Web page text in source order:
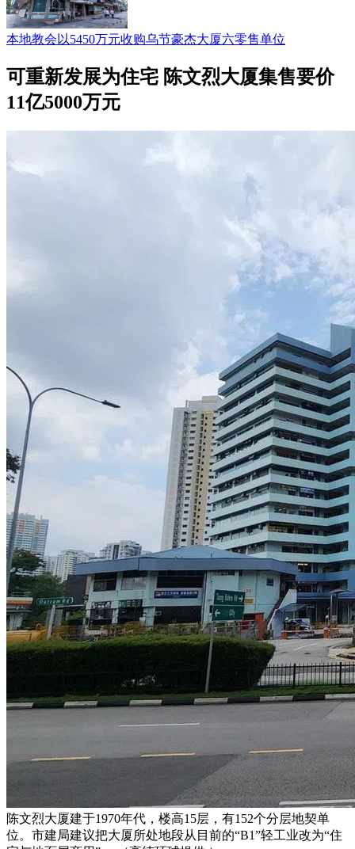
本地教会以5450万元收购乌节豪杰大厦六零售单位
可重新发展为住宅 陈文烈大厦集售要价
11亿5000万元
陈文烈大厦建于1970年代，楼高15层，有152个分层地契单
位。市建局建议把大厦所处地段从目前的“B1”轻工业改为“住